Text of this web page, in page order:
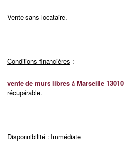
Vente sans locataire.
Conditions financières :
vente de murs libres à Marseille 13010
récupérable.
Disponnibilité : Immédiate